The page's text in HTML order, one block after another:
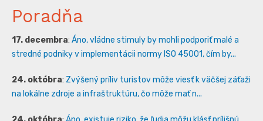
Poradňa
17. decembra: Áno, vládne stimuly by mohli podporiť malé a
stredné podniky v implementácii normy ISO 45001, čím by...
24. októbra: Zvýšený príliv turistov môže viesť k väčšej záťaži
na lokálne zdroje a infraštruktúru, čo môže mať n...